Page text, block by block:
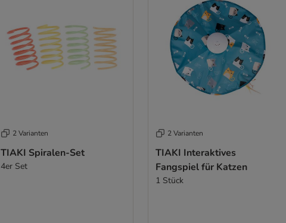
2 Varianten
TIAKI Spiralen-Set
4er Set
2 Varianten
TIAKI Interaktives
Fangspiel für Katzen
1 Stück